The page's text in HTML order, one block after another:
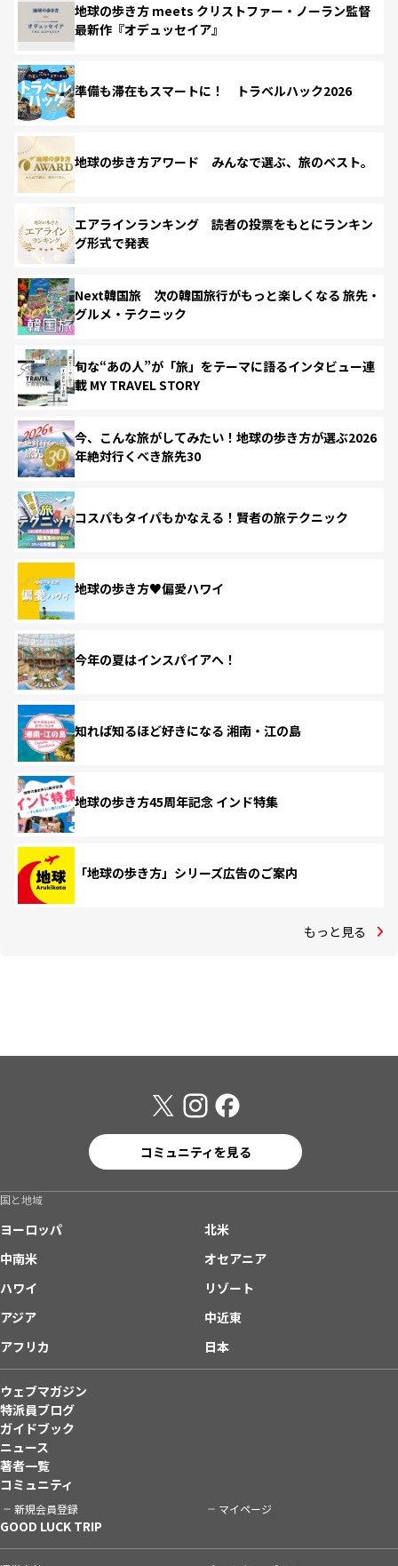
地球の歩き方 meets クリストファー・ノーラン監督
最新作『オデュッセイア』
準備も滞在もスマートに！ トラベルハック2026
地球の歩き方アワード みんなで選ぶ、旅のベスト。
エアラインランキング 読者の投票をもとにランキン
グ形式で発表
Next韓国旅 次の韓国旅行がもっと楽しくなる 旅先・
グルメ・テクニック
旬な“あの人”が「旅」をテーマに語るインタビュー連
載 MY TRAVEL STORY
今、こんな旅がしてみたい！地球の歩き方が選ぶ2026
年絶対行くべき旅先30
コスパもタイパもかなえる！賢者の旅テクニック
地球の歩き方♥偏愛ハワイ
今年の夏はインスパイアへ！
知れば知るほど好きになる 湘南・江の島
地球の歩き方45周年記念 インド特集
「地球の歩き方」シリーズ広告のご案内
もっと見る
コミュニティを見る
国と地域
ヨーロッパ
北米
中南米
オセアニア
ハワイ
リゾート
アジア
中近東
アフリカ
日本
ウェブマガジン
特派員ブログ
ガイドブック
ニュース
著者一覧
コミュニティ
新規会員登録 マイページ
GOOD LUCK TRIP